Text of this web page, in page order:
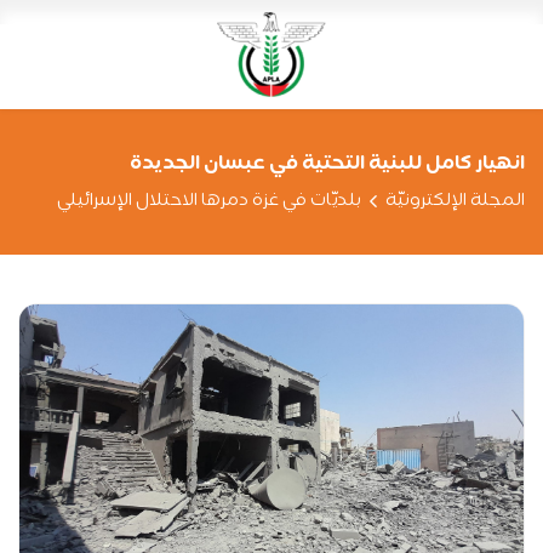
انهيار كامل للبنية التحتية في عبسان الجديدة
المجلة الإلكترونيّة بلديّات في غزة دمرها الاحتلال الإسرائيلي